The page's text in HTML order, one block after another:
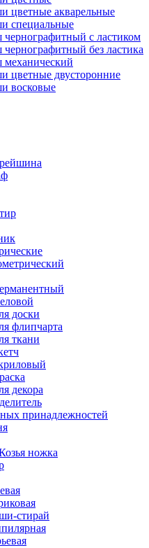
цветные акварельные
специальные
с ластиком
без ластика
механический
цветные двусторонние
восковые
доски
флипчарта
ткани
декора
принадлежностей
ножка
стирай